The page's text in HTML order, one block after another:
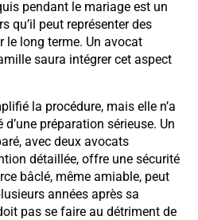
pendant le mariage est un
qu’il peut représenter des
long terme. Un avocat
saura intégrer cet aspect
la procédure, mais elle n’a
préparation sérieuse. Un
avec deux avocats
détaillée, offre une sécurité
bâclé, même amiable, peut
années après sa
pas se faire au détriment de